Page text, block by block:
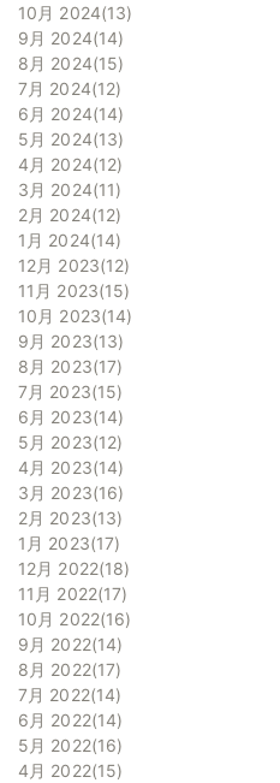
10月 2024 13
9月 2024 14
8月 2024 15
7月 2024 12
6月 2024 14
5月 2024 13
4月 2024 12
3月 2024 11
2月 2024 12
1月 2024 14
12月 2023 12
11月 2023 15
10月 2023 14
9月 2023 13
8月 2023 17
7月 2023 15
6月 2023 14
5月 2023 12
4月 2023 14
3月 2023 16
2月 2023 13
1月 2023 17
12月 2022 18
11月 2022 17
10月 2022 16
9月 2022 14
8月 2022 17
7月 2022 14
6月 2022 14
5月 2022 16
4月 2022 15